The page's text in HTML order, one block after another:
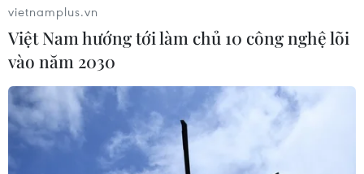
vietnamplus.vn
Việt Nam hướng tới làm chủ 10 công nghệ lõi
vào năm 2030